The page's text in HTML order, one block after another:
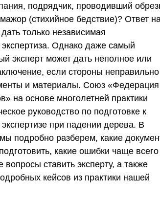
подрядчик, проводивший
(стихийное бедствие)? Ответ
только независимая
. Однако даже самый
эксперт может дать неполное или
если стороны неправильно
и материалы. Союз «Федерация
на основе многолетней практики
руководство по подготовке к
при падении дерева. В
подробно разберем, какие
какие ошибки чаще всего
вопросы ставить эксперту, а также
кейсов из практики нашей